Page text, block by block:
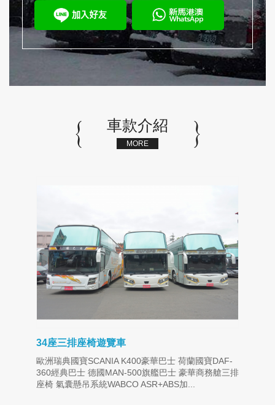
車款介紹
MORE
34座三排座椅遊覽車
歐洲瑞典國寶SCANIA K400豪華巴士 荷蘭國寶DAF-
360經典巴士 德國MAN-500旗艦巴士 豪華商務艙三排
座椅 氣囊懸吊系統WABCO ASR+ABS加...